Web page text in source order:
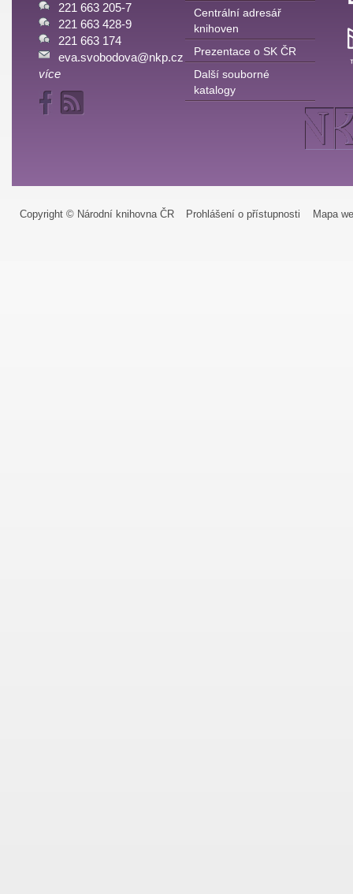
221 663 205-7
221 663 428-9
221 663 174
eva.svobodova@nkp.cz
více
Centrální adresář
knihoven
Prezentace o SK ČR
Další souborné
katalogy
Copyright © Národní knihovna ČR Prohlášení o přístupnosti Mapa